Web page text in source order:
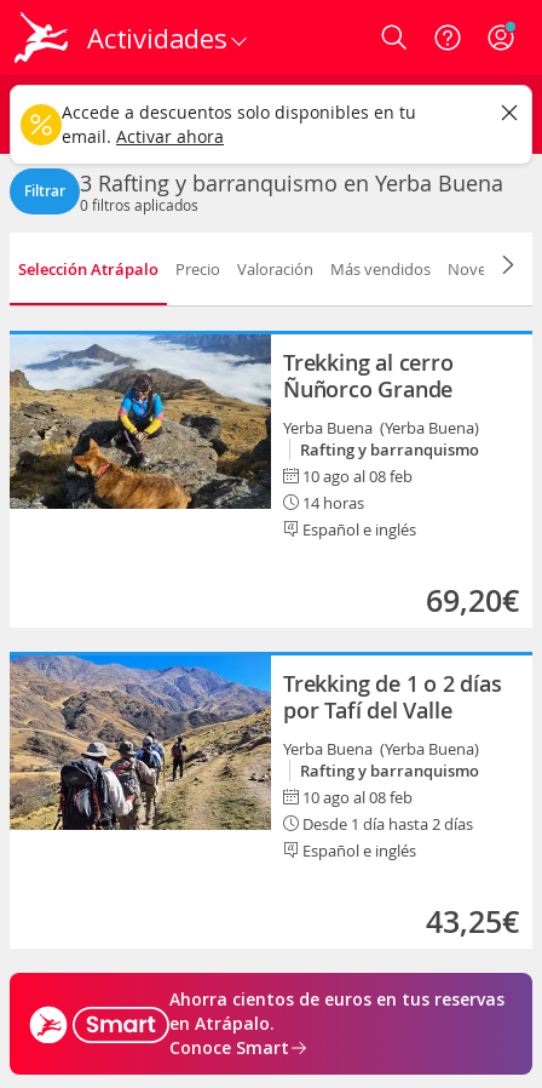
Actividades Login
Yerba Buena ciudad
Rafting y barranquismo Cualquier fecha
CAMBIAR
Filtrar 3 Rafting y barranquismo en Yerba Buena
0filtros aplicados
Selección Atrápalo Precio Valoración Más vendidos Novedad
Trekking al cerro
Ñuñorco Grande
Yerba Buena (Yerba Buena)
Rafting y barranquismo
10 ago al 08 feb
14 horas
Español e inglés
69,20€
Trekking de 1 o 2 días
por Tafí del Valle
Yerba Buena (Yerba Buena)
Rafting y barranquismo
10 ago al 08 feb
Desde 1 día hasta 2 días
Español e inglés
43,25€
Ahorra cientos de euros en tus reservas
en Atrápalo.
Conoce Smart
Accede a descuentos solo disponibles en tu
email. Activar ahora